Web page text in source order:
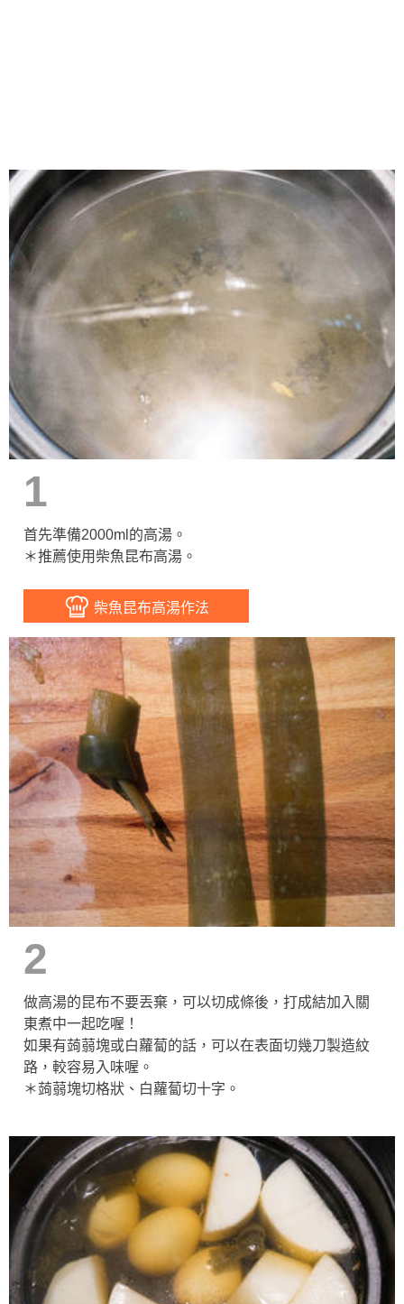
1
首先準備2000ml的高湯。
＊推薦使用柴魚昆布高湯。
柴魚昆布高湯作法
2
做高湯的昆布不要丟棄，可以切成條後，打成結加入關
東煮中一起吃喔！
如果有蒟蒻塊或白蘿蔔的話，可以在表面切幾刀製造紋
路，較容易入味喔。
＊蒟蒻塊切格狀、白蘿蔔切十字。